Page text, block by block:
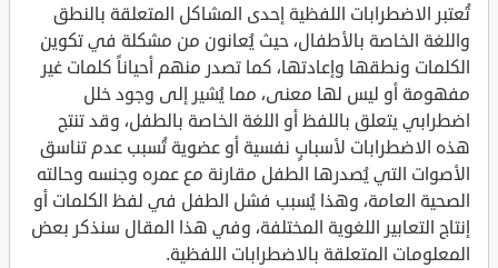
تُعتبر الاضطرابات اللفظية إحدى المشاكل المتعلقة بالنطق
واللغة الخاصة بالأطفال، حيث يُعانون من مشكلة في تكوين
الكلمات ونطقها وإعادتها، كما تصدر منهم أحياناً كلمات غير
مفهومة أو ليس لها معنى، مما يُشير إلى وجود خلل
اضطرابي يتعلق باللفظ أو اللغة الخاصة بالطفل، وقد تنتج
هذه الاضطرابات لأسبابٍ نفسية أو عضوية تُسبب عدم تناسق
الأصوات التي يُصدرها الطفل مقارنة مع عمره وجنسه وحالته
الصحية العامة، وهذا يُسبب فشل الطفل في لفظ الكلمات أو
إنتاج التعابير اللغوية المختلفة، وفي هذا المقال سنذكر بعض
المعلومات المتعلقة بالاضطرابات اللفظية.